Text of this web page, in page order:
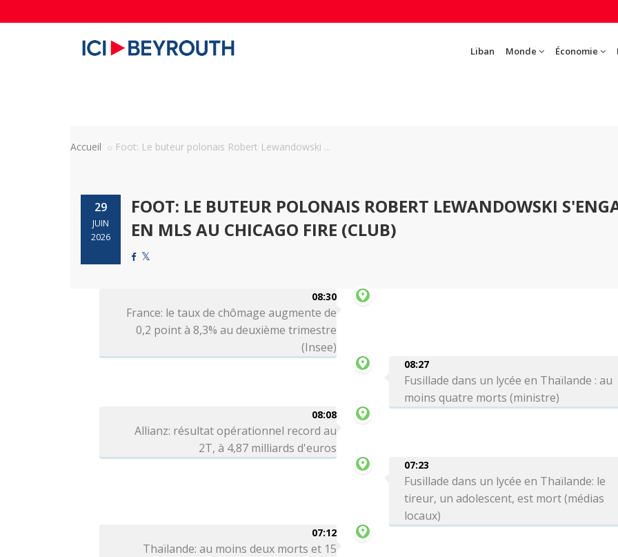
Liban Monde Économie
Accueil Foot: Le buteur polonais Robert Lewandowski ...
29
JUIN
2026
FOOT: LE BUTEUR POLONAIS ROBERT LEWANDOWSKI
EN MLS AU CHICAGO FIRE (CLUB)
08:30
France: le taux de chômage augmente de
0,2 point à 8,3% au deuxième trimestre
(Insee)
08:27
Fusillade dans un lycée en Thaïlande : au
moins quatre morts (ministre)
08:08
Allianz: résultat opérationnel record au
2T, à 4,87 milliards d'euros
07:23
Fusillade dans un lycée en Thaïlande: le
tireur, un adolescent, est mort (médias
locaux)
07:12
Thaïlande: au moins deux morts et 15